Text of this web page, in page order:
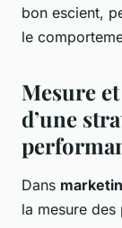
bon escient,
le
Mesure
d’une
Dans
la mesure